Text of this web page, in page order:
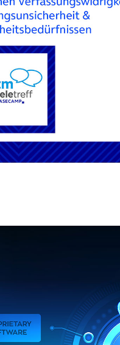
zurück blättern
weiter blättern